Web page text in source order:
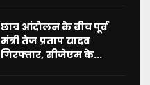
छात्र आंदोलन के बीच पूर्व
मंत्री तेज प्रताप यादव
गिरफ्तार, सीजेएम के...